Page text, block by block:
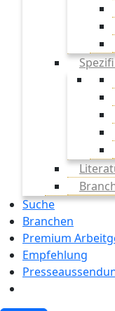
Suche
Branchen
Premium
Empfehlung